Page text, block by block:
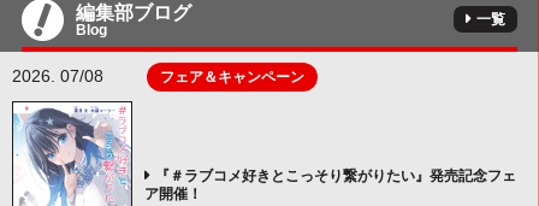
編集部ブログ
Blog
一覧
2026. 07/08 フェア＆キャンペーン
『＃ラブコメ好きとこっそり繋がりたい』発売記念フェ
ア開催！